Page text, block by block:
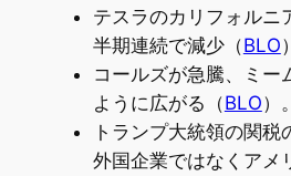
テスラのカリフォルニ
半期連続で減少（BLO
コールズが急騰、ミー
ように広がる（BLO）。
トランプ大統領の関税
外国企業ではなくアメ